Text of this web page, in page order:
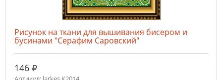
Рисунок на ткани для вышивания бисером и
бусинами "Серафим Саровский"
146 руб.